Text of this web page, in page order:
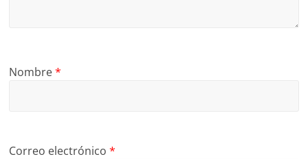
Nombre*
Correo electrónico*